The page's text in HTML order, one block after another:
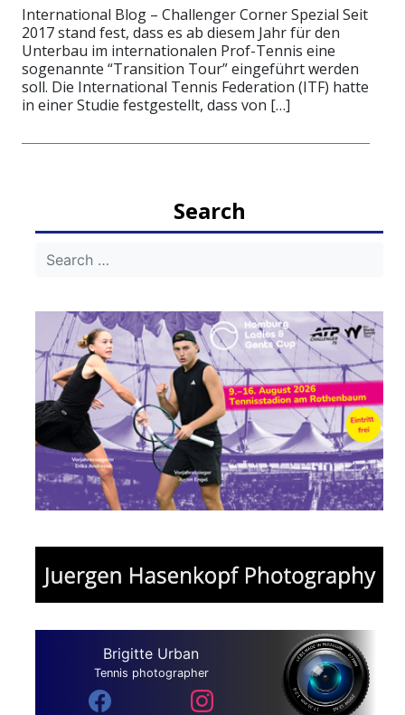
International Blog – Challenger Corner Spezial Seit
2017 stand fest, dass es ab diesem Jahr für den
Unterbau im internationalen Prof-Tennis eine
sogenannte “Transition Tour” eingeführt werden
soll. Die International Tennis Federation (ITF) hatte
in einer Studie festgestellt, dass von […]
Search
Brigitte Urban
Tennis photographer